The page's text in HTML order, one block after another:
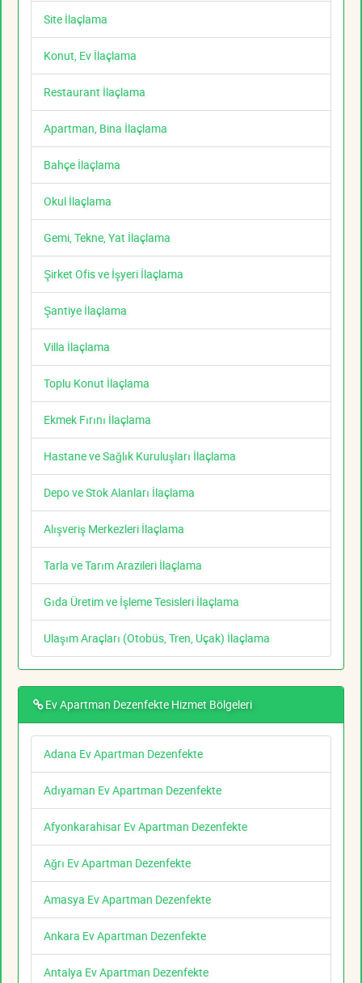
Site İlaçlama
Konut, Ev İlaçlama
Restaurant İlaçlama
Apartman, Bina İlaçlama
Bahçe İlaçlama
Okul İlaçlama
Gemi, Tekne, Yat İlaçlama
Şirket Ofis ve İşyeri İlaçlama
Şantiye İlaçlama
Villa İlaçlama
Toplu Konut İlaçlama
Ekmek Fırını İlaçlama
Hastane ve Sağlık Kuruluşları İlaçlama
Depo ve Stok Alanları İlaçlama
Alışveriş Merkezleri İlaçlama
Tarla ve Tarım Arazileri İlaçlama
Gıda Üretim ve İşleme Tesisleri İlaçlama
Ulaşım Araçları (Otobüs, Tren, Uçak) İlaçlama
Ev Apartman Dezenfekte Hizmet Bölgeleri
Adana Ev Apartman Dezenfekte
Adıyaman Ev Apartman Dezenfekte
Afyonkarahisar Ev Apartman Dezenfekte
Ağrı Ev Apartman Dezenfekte
Amasya Ev Apartman Dezenfekte
Ankara Ev Apartman Dezenfekte
Antalya Ev Apartman Dezenfekte